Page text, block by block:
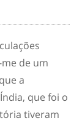
de um
a
que foi o
tiveram